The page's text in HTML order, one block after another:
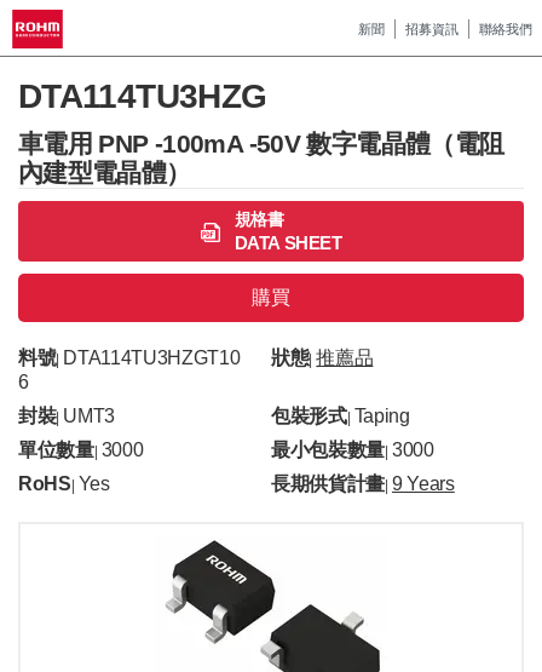
新聞 招募資訊 聯絡我們
DTA114TU3HZG
車電用 PNP -100mA -50V 數字電晶體（電阻
內建型電晶體）
規格書
DATA SHEET
購買
料號| DTA114TU3HZGT10
6
狀態|推薦品
封裝| UMT3 包裝形式| Taping
單位數量| 3000 最小包裝數量 |3000
RoHS Yes 長期供貨計畫 |9 Years